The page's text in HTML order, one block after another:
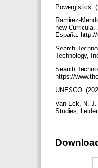
Powergistics.
Ramirez-
new Curricula.
España.
Search
Technology,
Search
https://
UNESCO.
Van Eck, N. J.
Studies,